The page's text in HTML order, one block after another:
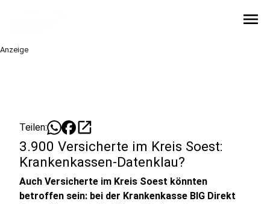
menu
Anzeige
Teilen: open_in_new
3.900 Versicherte im Kreis Soest:
Krankenkassen-Datenklau?
Auch Versicherte im Kreis Soest könnten
betroffen sein: bei der Krankenkasse BIG Direkt